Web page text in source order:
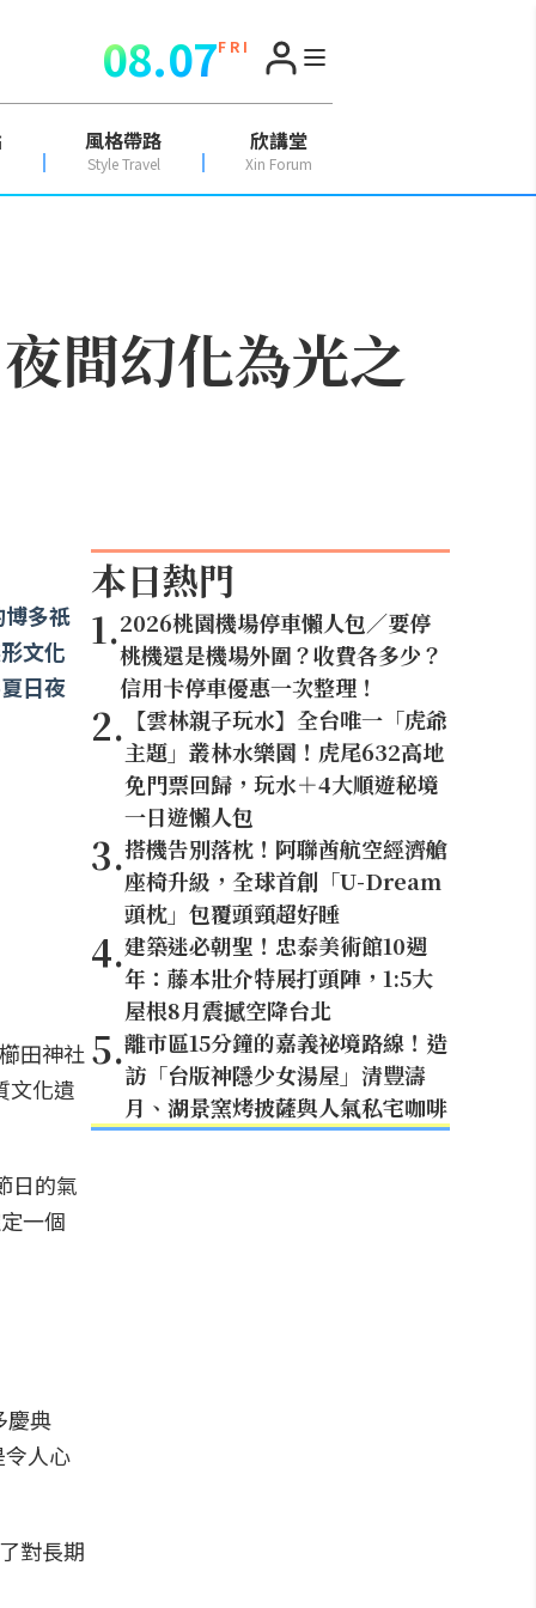
08.07F R I
風格帶路
Style Travel
欣講堂
Xin Forum
間幻化為光之
多祇
文化
日夜
田神社
文化遺
日的氣
一個
慶典
人心
對長期
本日熱門
1.2026桃園機場停車懶人包／要停
桃機還是機場外圍？收費各多少？
信用卡停車優惠一次整理！
2. 【雲林親子玩水】全台唯一「虎爺
主題」叢林水樂園！虎尾632高地
免門票回歸，玩水＋4大順遊秘境
一日遊懶人包
3.搭機告別落枕！阿聯酋航空經濟艙
座椅升級，全球首創「U-Dream
頭枕」包覆頭頸超好睡
4.建築迷必朝聖！忠泰美術館10週
年：藤本壯介特展打頭陣，1:5大
屋根8月震撼空降台北
5.離市區15分鐘的嘉義祕境路線！造
訪「台版神隱少女湯屋」清豐濤
月、湖景窯烤披薩與人氣私宅咖啡